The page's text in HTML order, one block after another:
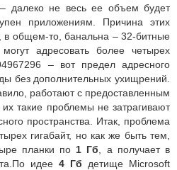
далеко не весь ее объем будет
приложениям. Причина этих
в общем-то, банальна – 32-битные
адресовать более четырех
– вот предел адресного
без дополнительных ухищрений.
работают с предоставленным
такие проблемы не затрагивают
пространства. Итак, проблема
гигабайт, но как же быть тем,
планки по 1 Гб , а получает в
идее 4 Гб детище Microsoft